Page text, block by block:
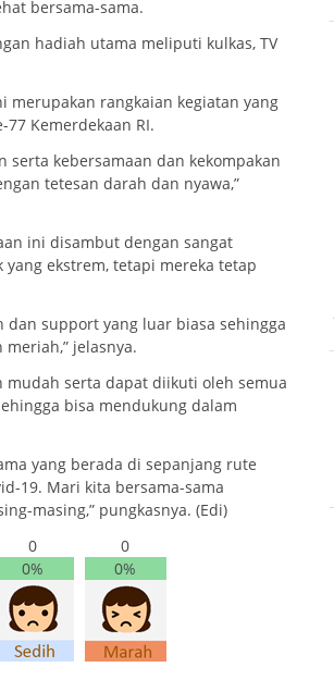
bersama-sama.
hadiah utama meliputi kulkas, TV
merupakan rangkaian kegiatan yang
Kemerdekaan RI.
kebersamaan dan kekompakan
tetesan darah dan nyawa,”
ini disambut dengan sangat
ekstrem, tetapi mereka tetap
dan support yang luar biasa sehingga
jelasnya.
mudah serta dapat diikuti oleh semua
bisa mendukung dalam
yang berada di sepanjang rute
19. Mari kita bersama-sama
masing,” pungkasnya. (Edi)
0
0%
0
0%